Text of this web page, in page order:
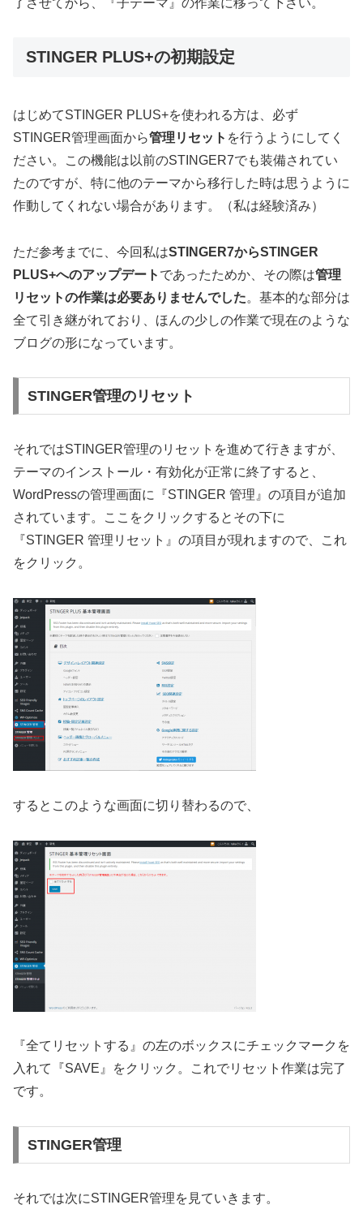
STINGER PLUS+の初期設定
はじめてSTINGER PLUS+を使われる方は、必ず
STINGER管理画面から管理リセット を行うようにしてく
ださい。この機能は以前のSTINGER7でも装備されてい
たのですが、特に他のテーマから移行した時は思うように
作動してくれない場合があります。（私は経験済み）
ただ参考までに、今回私はSTINGER7からSTINGER
PLUS+へのアップデート であったためか、その際は管理
リセットの作業は必要ありませんでした。基本的な部分は
全て引き継がれており、ほんの少しの作業で現在のような
ブログの形になっています。
STINGER管理のリセット
それではSTINGER管理のリセットを進めて行きますが、
テーマのインストール・有効化が正常に終了すると、
WordPressの管理画面に『STINGER 管理』の項目が追加
されています。ここをクリックするとその下に
『STINGER 管理リセット』の項目が現れますので、これ
をクリック。
するとこのような画面に切り替わるので、
『全てリセットする』の左のボックスにチェックマークを
入れて『SAVE』をクリック。これでリセット作業は完了
です。
STINGER管理
それでは次にSTINGER管理を見ていきます。